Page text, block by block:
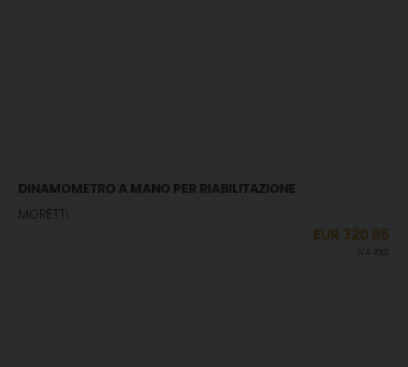
DINAMOMETRO A MANO PER RIABILITAZIONE
MORETTI
EUR 320,86
IVA incl.